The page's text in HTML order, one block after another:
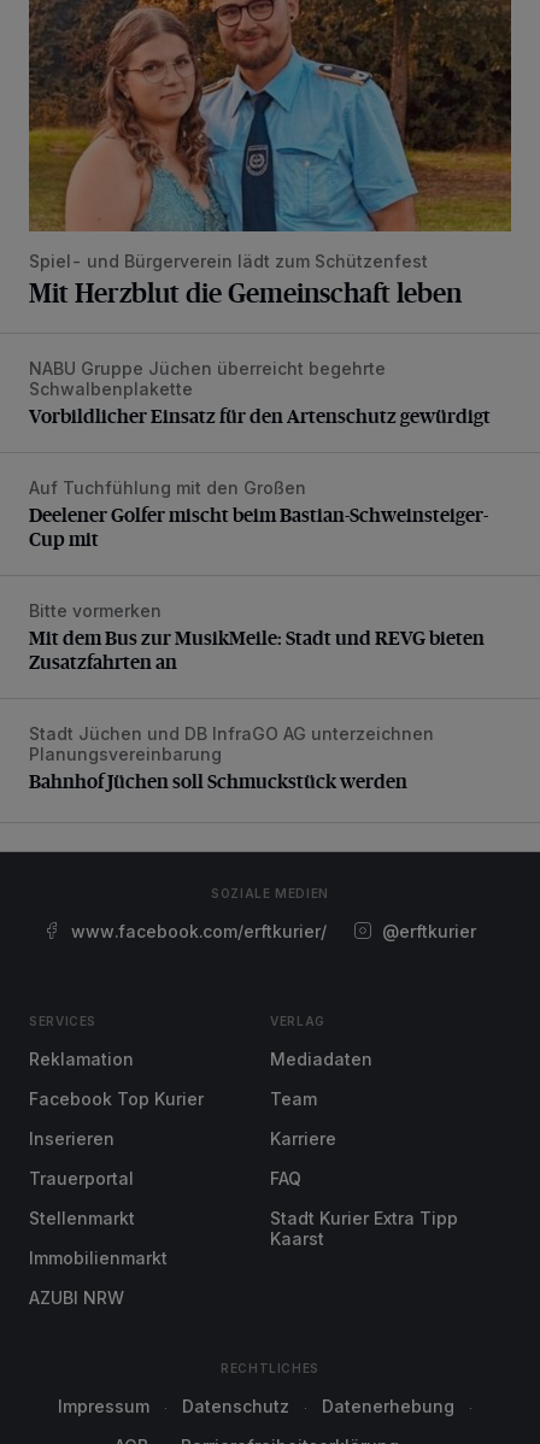
Spiel- und Bürgerverein lädt zum Schützenfest
Mit Herzblut die Gemeinschaft leben
Vorbildlicher Einsatz für den Artenschutz gewürdigt
NABU Gruppe Jüchen überreicht begehrte
Schwalbenplakette
Vorbildlicher Einsatz für den Artenschutz gewürdigt
Deelener Golfer mischt beim Bastian-Schweinsteiger-
Auf Tuchfühlung mit den Großen
Deelener Golfer mischt beim Bastian-Schweinsteiger-
Cup mit
Mit dem Bus zur MusikMeile: Stadt und REVG bieten
Bitte vormerken
Mit dem Bus zur MusikMeile: Stadt und REVG bieten
Zusatzfahrten an
Bahnhof Jüchen soll Schmuckstück werden
Stadt Jüchen und DB InfraGO AG unterzeichnen
Planungsvereinbarung
Bahnhof Jüchen soll Schmuckstück werden
SOZIALE MEDIEN
www.facebook.com/erftkurier/ @erftkurier
SERVICES
Reklamation
Facebook Top Kurier
Inserieren
Trauerportal
Stellenmarkt
Immobilienmarkt
AZUBI NRW
VERLAG
Mediadaten
Team
Karriere
FAQ
Stadt Kurier Extra Tipp
Kaarst
RECHTLICHES
Impressum Datenschutz
Datenerhebung